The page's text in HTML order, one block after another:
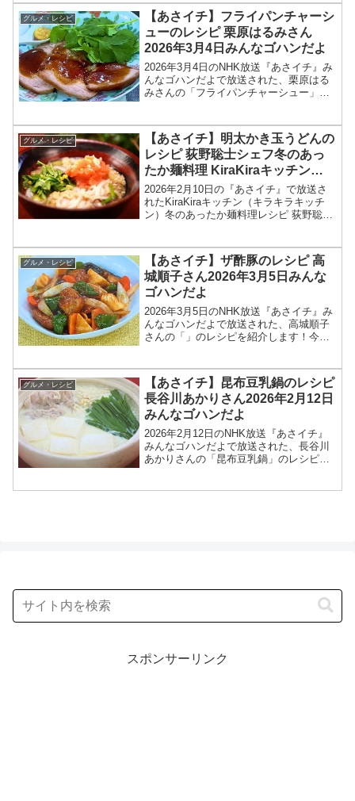
なゴハンだよは、料理研究家の菊池晋作
さんが登場！豆...
グルメ・レシピ
【あさイチ】フライパンチャーシ
ューのレシピ 栗原はるみさん
2026年3月4日みんなゴハンだよ
2026年3月4日のNHK放送『あさイチ』み
んなゴハンだよで放送された、栗原はる
みさんの「フライパンチャーシュー」の
るみさんが登場！栗原さんが東日本大震
災の際、被災地...
グルメ・レシピ
【あさイチ】明太かき玉うどんの
レシピ 荻野聡士シェフ冬のあっ
たか麺料理 KiraKiraキッチン
2026年2月10日
2026年2月10日の『あさイチ』で放送さ
れたKiraKiraキッチン（キラキラキッチ
ン）冬のあったか麺料理レシピ 荻野聡士
チ」では、KiraKiraキッチンで、冬のあ...
グルメ・レシピ
【あさイチ】ザ酢豚のレシピ 高
城順子さん2026年3月5日みんな
ゴハンだよ
2026年3月5日のNHK放送『あさイチ』み
んなゴハンだよで放送された、高城順子
さんの「」のレシピを紹介します！今回
トケチャップを加えた、ほのかな甘みと
酸味で、どこか...
グルメ・レシピ
【あさイチ】昆布豆乳鍋のレシピ
長谷川あかりさん2026年2月12日
みんなゴハンだよ
2026年2月12日のNHK放送『あさイチ』
みんなゴハンだよで放送された、長谷川
あかりさんの「昆布豆乳鍋」のレシピを
スポンサーリンク